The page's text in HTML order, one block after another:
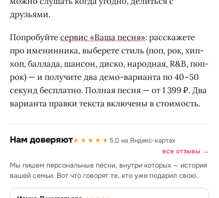
друзьями.
Попробуйтесервис «Ваша песня»: расскажете
про именинника, выберете стиль (поп, рок, хип-
хоп, баллада, шансон, диско, народная, R&B, поп-
рок) — и получите два демо-варианта по 40–50
секунд бесплатно. Полная песня — от 1 399 ₽. Два
варианта правки текста включены в стоимость.
Нам доверяют★★★★★ 5,0 на Яндекс-картах
все отзывы →
Мы пишем персональные песни, внутри которых — история
вашей семьи. Вот что говорят те, кто уже подарил свою.